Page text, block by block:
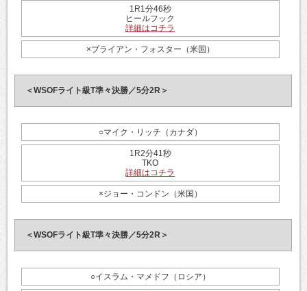
1R1分46秒
ヒールフック
詳細はコチラ
×ブライアン・フォスター（米国）
＜WSOFライト級T準々決勝／5分2R＞
○マイク・リッチ（カナダ）
1R2分41秒
TKO
詳細はコチラ
×ジョー・コンドン（米国）
＜WSOFライト級T準々決勝／5分2R＞
○イスラム・マメドフ（ロシア）